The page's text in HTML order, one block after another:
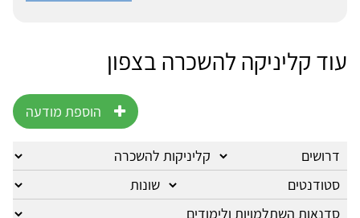
עוד קליניקה להשכרה בצפון
הוספת מודעה